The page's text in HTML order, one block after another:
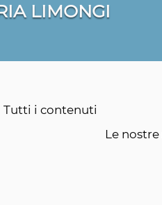
LIMONGI
Tutti i contenuti
Le